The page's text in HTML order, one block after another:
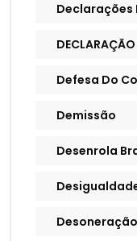
Declarações
Defesa Do
Demissão
Desenrola